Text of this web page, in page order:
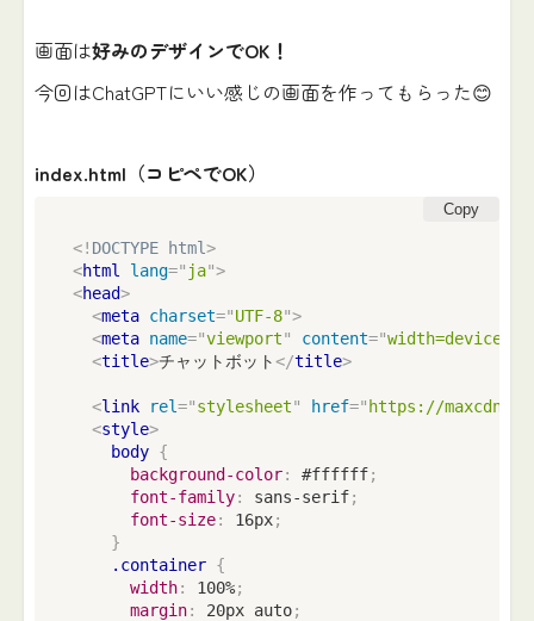
画面は好みのデザインでOK！
今回はChatGPTにいい感じの画面を作ってもらった😊
index.html（コピペでOK）
Copy
<! DOCTYPE html>
<html lang=" ja">
<head>
<meta charset="UTF-8">
<meta name="viewport" content="width=device-
<title>チャットボット</title>
<link rel="stylesheet" href="https://
<style>
body {
background-color: #ffffff;
font-family: sans-serif;
font-size: 16px;
}
.container {
width: 100%;
margin: 20px auto;